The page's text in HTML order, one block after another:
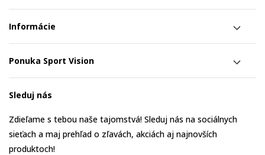
Informácie
Ponuka Sport Vision
Sleduj nás
Zdieľame s tebou naše tajomstvá! Sleduj nás na sociálnych
sieťach a maj prehľad o zľavách, akciách aj najnovších
produktoch!